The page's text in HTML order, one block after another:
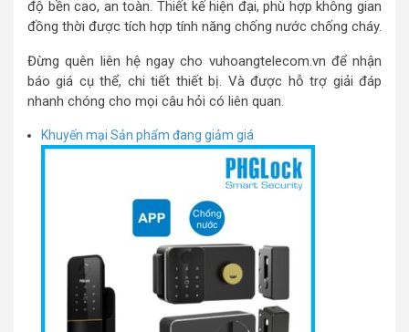
độ bền cao, an toàn. Thiết kế hiện đại, phù hợp không gian
đồng thời được tích hợp tính năng chống nước chống cháy.
Đừng quên liên hệ ngay cho vuhoangtelecom.vn để nhận
báo giá cụ thể, chi tiết thiết bị. Và được hỗ trợ giải đáp
nhanh chóng cho mọi câu hỏi có liên quan.
Khuyến mại Sản phẩm đang giảm giá